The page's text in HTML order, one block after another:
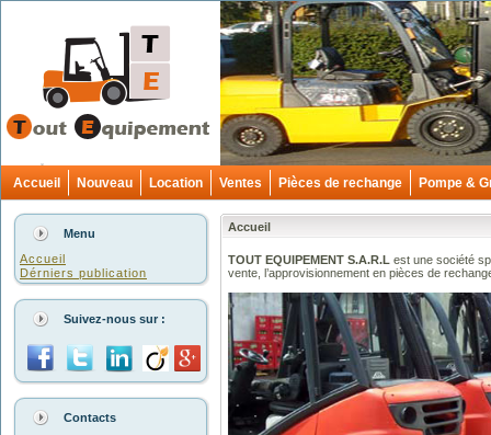
Accueil Nouveau Location Ventes Pièces de rechange Pompe &
Menu
Accueil
Dérniers publication
Suivez-nous sur :
Contacts
Accueil
TOUT EQUIPEMENT S.A.R.L est une société
vente, l’approvisionnement en pièces de